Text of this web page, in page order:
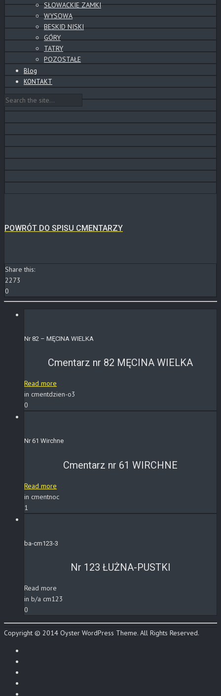
SŁOWACKIE ZAMKI
WYSOWA
BESKID NISKI
GÓRY
TATRY
POZOSTAŁE
Blog
KONTAKT
POWRÓT DO SPISU CMENTARZY
Share this:
2273
0
Nr 82 – MĘCINA WIELKA
Cmentarz nr 82 MĘCINA WIELKA
Read more
in cmentdzien-o3
0
Nr 61 Wirchne
Cmentarz nr 61 WIRCHNE
Read more
in cmentnoc
1
ba-cm123-3
Nr 123 ŁUŻNA-PUSTKI
Read more
in b/a cm123
0
Copyright © 2014 Oyster WordPress Theme. All Rights Reserved.